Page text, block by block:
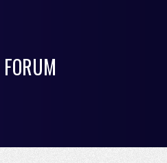
FORUM